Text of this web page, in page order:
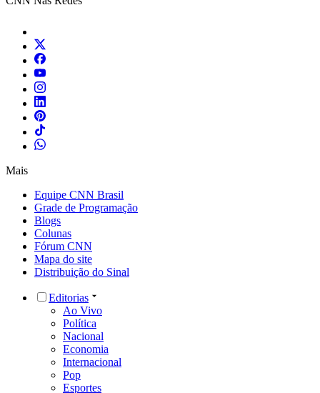
Mais
Equipe CNN Brasil
Grade de Programação
Blogs
Colunas
Fórum CNN
Mapa do site
Distribuição do Sinal
Editorias
Ao Vivo
Política
Nacional
Economia
Internacional
Pop
Esportes